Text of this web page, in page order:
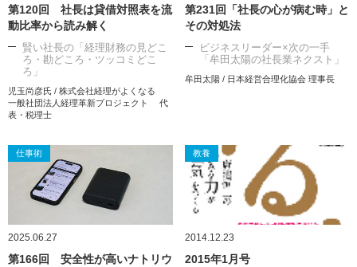
第120回 社長は貸借対照表を流
動比率から読み解く
賢い社長の「経理財務の見どこ
ろ・勘どころ・ツッコミどこ
ろ」
児玉尚彦氏 / 株式会社経理がよくなる
一般社団法人経理革新プロジェクト 代
表・税理士
第231回「社長の心が病む時」と
その対処法
ビジネスリーダー×次の一手
「牟田太陽の社長業ネクスト」
牟田太陽 / 日本経営合理化協会 理事長
仕事術
2025.06.27
第166回 安全性が高いナトリウ
教養
2014.12.23
2015年1月号